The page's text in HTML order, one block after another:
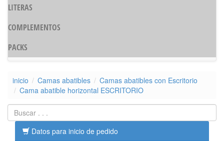
LITERAS
COMPLEMENTOS
PACKS
inicio Camas abatibles
Camas abatibles con Escritorio
Cama abatible horizontal ESCRITORIO
Datos para inicio de pedido